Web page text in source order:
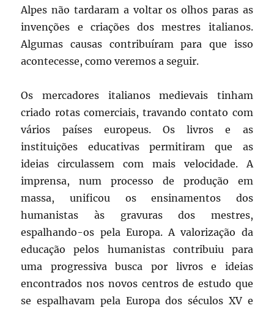
Alpes não tardaram a voltar os olhos paras as
invenções e criações dos mestres italianos.
Algumas causas contribuíram para que isso
acontecesse, como veremos a seguir.
Os mercadores italianos medievais tinham
criado rotas comerciais, travando contato com
vários países europeus. Os livros e as
instituições educativas permitiram que as
ideias circulassem com mais velocidade. A
imprensa, num processo de produção em
massa, unificou os ensinamentos dos
humanistas às gravuras dos mestres,
espalhando-os pela Europa. A valorização da
educação pelos humanistas contribuiu para
uma progressiva busca por livros e ideias
encontrados nos novos centros de estudo que
se espalhavam pela Europa dos séculos XV e